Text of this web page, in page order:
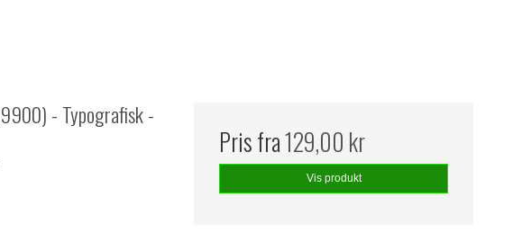
- Typografisk -
Pris fra129,00 kr
Vis produkt